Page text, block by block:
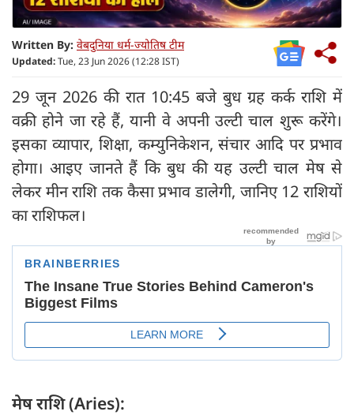
Written By: वेबदुनिया धर्म-ज्योतिष टीम
Updated:Tue, 23 Jun 2026 (12:28 IST)
29 जून 2026 की रात 10:45 बजे बुध ग्रह कर्क राशि में
वक्री होने जा रहे हैं, यानी वे अपनी उल्टी चाल शुरू करेंगे।
इसका व्यापार, शिक्षा, कम्युनिकेशन, संचार आदि पर प्रभाव
होगा। आइए जानते हैं कि बुध की यह उल्टी चाल मेष से
लेकर मीन राशि तक कैसा प्रभाव डालेगी, जानिए 12 राशियों
का राशिफल।
मेष राशि (Aries):